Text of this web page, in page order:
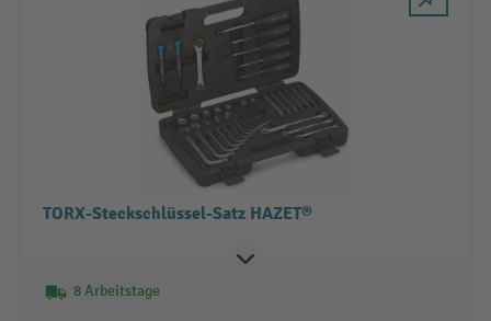
TORX-Steckschlüssel-Satz HAZET®
8 Arbeitstage